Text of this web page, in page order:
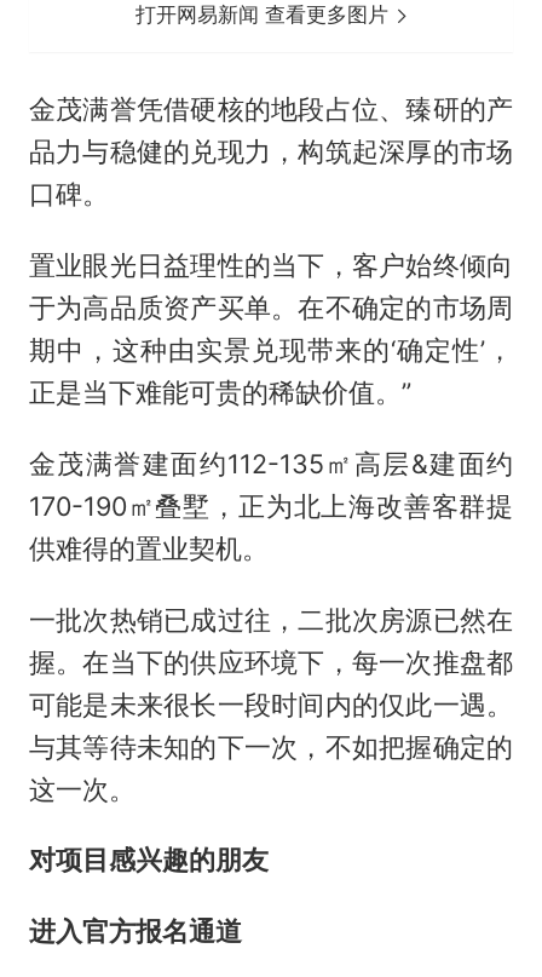
打开网易新闻 查看更多图片
金茂满誉凭借硬核的地段占位、臻研的产
品力与稳健的兑现力，构筑起深厚的市场
口碑。
置业眼光日益理性的当下，客户始终倾向
于为高品质资产买单。在不确定的市场周
期中，这种由实景兑现带来的‘确定性’，
正是当下难能可贵的稀缺价值。”
金茂满誉建面约112-135㎡高层&建面约
170-190㎡叠墅，正为北上海改善客群提
供难得的置业契机。
一批次热销已成过往，二批次房源已然在
握。在当下的供应环境下，每一次推盘都
可能是未来很长一段时间内的仅此一遇。
与其等待未知的下一次，不如把握确定的
这一次。
对项目感兴趣的朋友
进入官方报名通道